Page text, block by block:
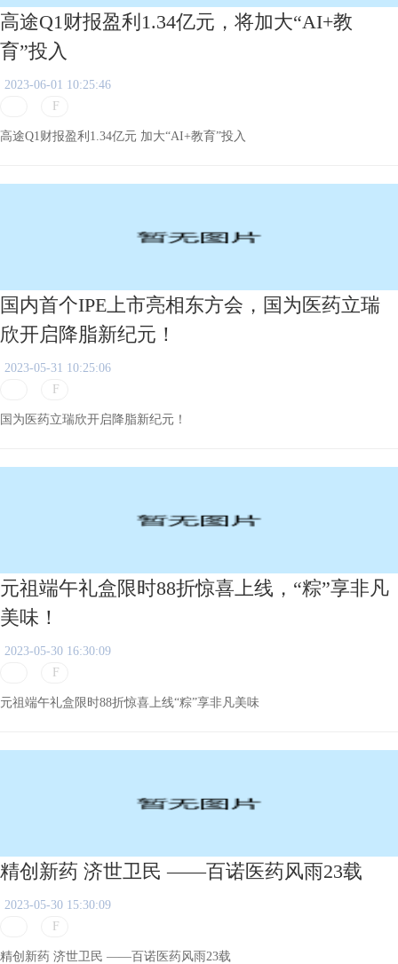
高途Q1财报盈利1.34亿元，将加大“AI+教
育”投入
2023-06-01 10:25:46
高途Q1财报盈利1.34亿元 加大“AI+教育”投入
国内首个IPE上市亮相东方会，国为医药立瑞
欣开启降脂新纪元！
2023-05-31 10:25:06
国为医药立瑞欣开启降脂新纪元！
元祖端午礼盒限时88折惊喜上线，“粽”享非凡
美味！
2023-05-30 16:30:09
元祖端午礼盒限时88折惊喜上线“粽”享非凡美味
精创新药 济世卫民 ——百诺医药风雨23载
2023-05-30 15:30:09
精创新药 济世卫民 ——百诺医药风雨23载